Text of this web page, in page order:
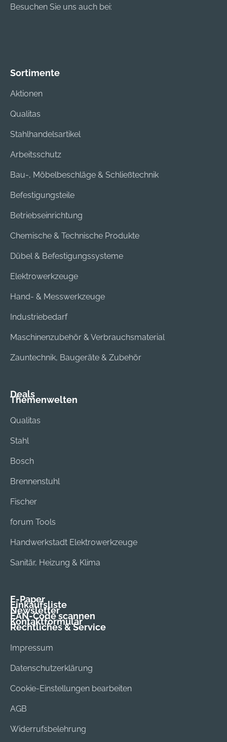
Besuchen Sie uns auch bei:
Sortimente
Aktionen
Qualitas
Stahlhandelsartikel
Arbeitsschutz
Bau-, Möbelbeschläge & Schließtechnik
Befestigungsteile
Betriebseinrichtung
Chemische & Technische Produkte
Dübel & Befestigungssysteme
Elektrowerkzeuge
Hand- & Messwerkzeuge
Industriebedarf
Maschinenzubehör & Verbrauchsmaterial
Zauntechnik, Baugeräte & Zubehör
Deals
Themenwelten
Qualitas
Stahl
Bosch
Brennenstuhl
Fischer
forum Tools
Handwerkstadt Elektrowerkzeuge
Sanitär, Heizung & Klima
E-Paper
Einkaufsliste
Newsletter
EAN-Code scannen
Kontaktformular
Rechtliches & Service
Impressum
Datenschutzerklärung
Cookie-Einstellungen bearbeiten
AGB
Widerrufsbelehrung